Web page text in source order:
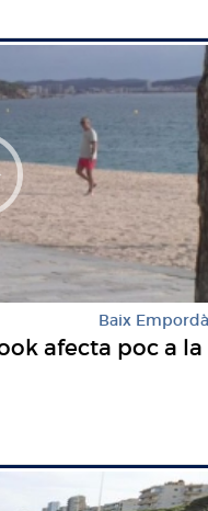
Baix Empordà
afecta poc a la